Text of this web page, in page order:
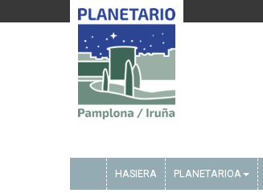
HASIERA PLANETARIOA